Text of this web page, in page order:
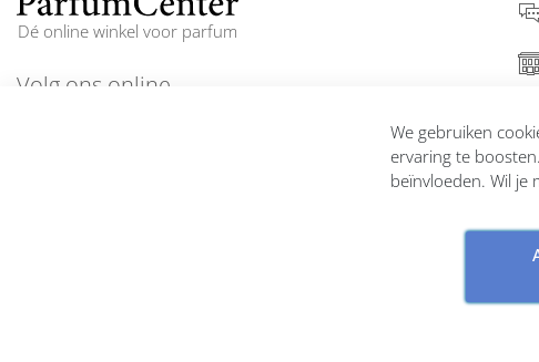
Dé online winkel voor parfum
Volg ons online
We gebruiken
ervaring te
beïnvloeden. Wil je